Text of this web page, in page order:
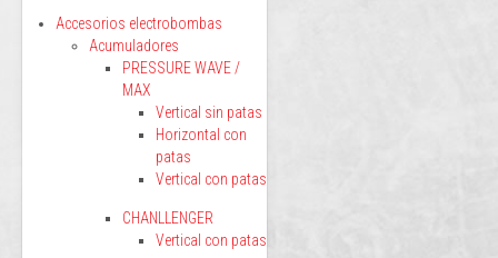
Accesorios electrobombas
Acumuladores
PRESSURE WAVE /
MAX
Vertical sin patas
Horizontal con
patas
Vertical con patas
CHANLLENGER
Vertical con patas